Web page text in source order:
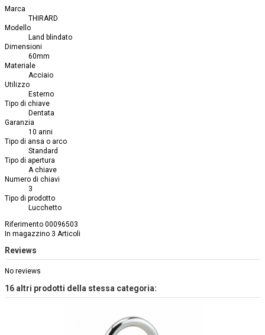
Marca
THIRARD
Modello
Land blindato
Dimensioni
60mm
Materiale
Acciaio
Utilizzo
Esterno
Tipo di chiave
Dentata
Garanzia
10 anni
Tipo di ansa o arco
Standard
Tipo di apertura
A chiave
Numero di chiavi
3
Tipo di prodotto
Lucchetto
Riferimento 00096503
In magazzino 3 Articoli
Reviews
No reviews
16 altri prodotti della stessa categoria: